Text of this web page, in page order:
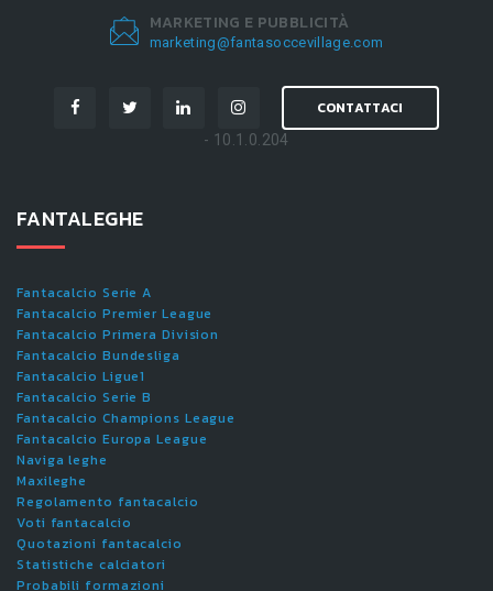
MARKETING E PUBBLICITÀ
marketing@fantasoccevillage.com
CONTATTACI
- 10.1.0.204
FANTALEGHE
Fantacalcio Serie A
Fantacalcio Premier League
Fantacalcio Primera Division
Fantacalcio Bundesliga
Fantacalcio Ligue1
Fantacalcio Serie B
Fantacalcio Champions League
Fantacalcio Europa League
Naviga leghe
Maxileghe
Regolamento fantacalcio
Voti fantacalcio
Quotazioni fantacalcio
Statistiche calciatori
Probabili formazioni